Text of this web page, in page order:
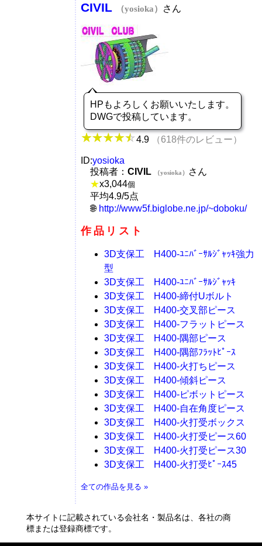
CIVIL （yosioka） さん
HPもよろしくお願いいたします。
DWGで投稿しています。
4.9 （618件のレビュー）
ID:yosioka
投稿者： CIVIL （yosioka）
さん
★x3,044個
平均4.9/5点
http://www5f.biglobe.ne.jp/~doboku/
作品リスト
3D支保工 H400-ﾕﾆﾊﾞｰｻﾙｼﾞｬｯｷ強力
型
3D支保工 H400-ﾕﾆﾊﾞｰｻﾙｼﾞｬｯｷ
3D支保工 H400-締付Uボルト
3D支保工 H400-交叉部ピース
3D支保工 H400-フラットピース
3D支保工 H400-隅部ピース
3D支保工 H400-隅部ﾌﾗｯﾄﾋﾟｰｽ
3D支保工 H400-火打ちピース
3D支保工 H400-傾斜ピース
3D支保工 H400-ピボットピース
3D支保工 H400-自在角度ピース
3D支保工 H400-火打受ボックス
3D支保工 H400-火打受ピース60
3D支保工 H400-火打受ピース30
3D支保工 H400-火打受ﾋﾟｰｽ45
全ての作品を見る »
本サイトに記載されている会社名・製品名は、各社の商
標または登録商標です。